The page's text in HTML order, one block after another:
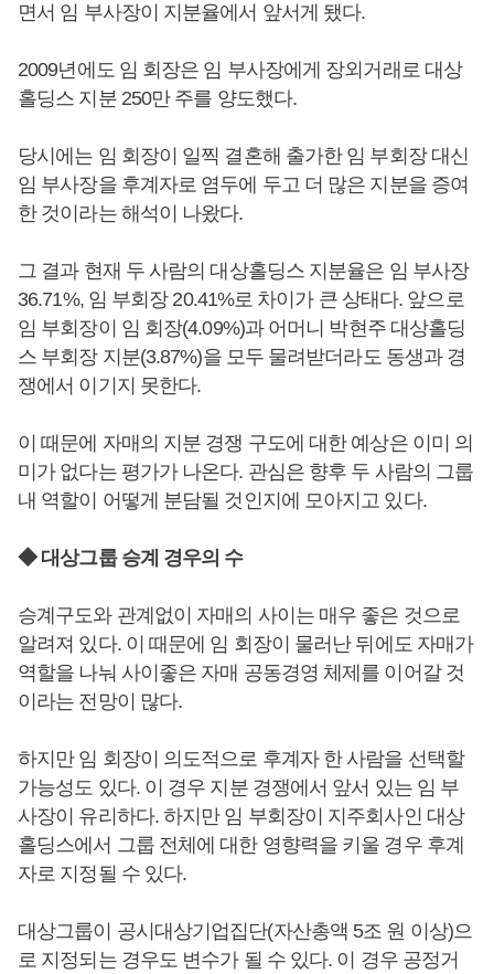
면서 임 부사장이 지분율에서 앞서게 됐다.
2009년에도 임 회장은 임 부사장에게 장외거래로 대상
홀딩스 지분 250만 주를 양도했다.
당시에는 임 회장이 일찍 결혼해 출가한 임 부회장 대신
임 부사장을 후계자로 염두에 두고 더 많은 지분을 증여
한 것이라는 해석이 나왔다.
그 결과 현재 두 사람의 대상홀딩스 지분율은 임 부사장
36.71%, 임 부회장 20.41%로 차이가 큰 상태다. 앞으로
임 부회장이 임 회장(4.09%)과 어머니 박현주 대상홀딩
스 부회장 지분(3.87%)을 모두 물려받더라도 동생과 경
쟁에서 이기지 못한다.
이 때문에 자매의 지분 경쟁 구도에 대한 예상은 이미 의
미가 없다는 평가가 나온다. 관심은 향후 두 사람의 그룹
내 역할이 어떻게 분담될 것인지에 모아지고 있다.
◆ 대상그룹 승계 경우의 수
승계구도와 관계없이 자매의 사이는 매우 좋은 것으로
알려져 있다. 이 때문에 임 회장이 물러난 뒤에도 자매가
역할을 나눠 사이좋은 자매 공동경영 체제를 이어갈 것
이라는 전망이 많다.
하지만 임 회장이 의도적으로 후계자 한 사람을 선택할
가능성도 있다. 이 경우 지분 경쟁에서 앞서 있는 임 부
사장이 유리하다. 하지만 임 부회장이 지주회사인 대상
홀딩스에서 그룹 전체에 대한 영향력을 키울 경우 후계
자로 지정될 수 있다.
대상그룹이 공시대상기업집단(자산총액 5조 원 이상)으
로 지정되는 경우도 변수가 될 수 있다. 이 경우 공정거